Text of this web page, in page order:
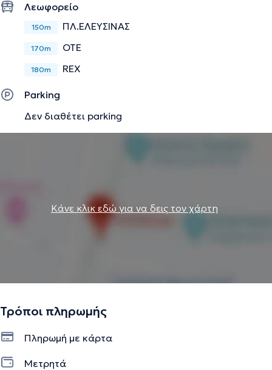
Λεωφορείο
150m ΠΛ.ΕΛΕΥΣΙΝΑΣ
170m ΟΤΕ
180m REX
Parking
Δεν διαθέτει parking
Κάνε κλικ εδώ για να δεις τον χάρτη
Τρόποι πληρωμής
Πληρωμή με κάρτα
Μετρητά